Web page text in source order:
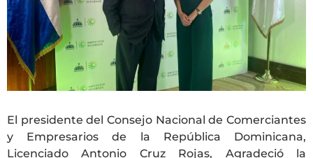
El presidente del Consejo Nacional de Comerciantes
y Empresarios de la República Dominicana,
Licenciado Antonio Cruz Rojas, Agradeció la